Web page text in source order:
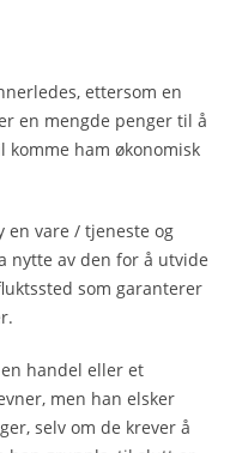
ettersom en
en mengde penger til å
komme ham økonomisk
vare / tjeneste og
nytte av den for å utvide
som garanterer
handel eller et
men han elsker
selv om de krever å